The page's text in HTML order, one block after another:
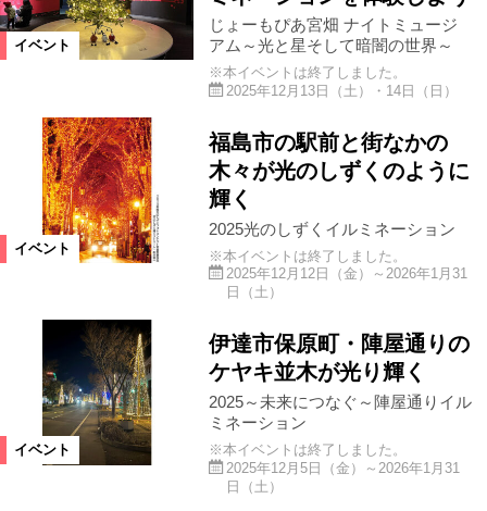
イベント
じょーもぴあ宮畑 ナイトミュージ
アム～光と星そして暗闇の世界～
※本イベントは終了しました。
2025年12月13日（土）・14日（日）
イベント
福島市の駅前と街なかの
木々が光のしずくのように
輝く
2025光のしずくイルミネーション
※本イベントは終了しました。
2025年12月12日（金）～2026年1月31
日（土）
イベント
伊達市保原町・陣屋通りの
ケヤキ並木が光り輝く
2025～未来につなぐ～陣屋通りイル
ミネーション
※本イベントは終了しました。
2025年12月5日（金）～2026年1月31
日（土）